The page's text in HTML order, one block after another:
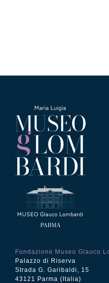
Fondazione Museo Glauco
Palazzo di Riserva
Strada G. Garibaldi, 15
43121 Parma (Italia)